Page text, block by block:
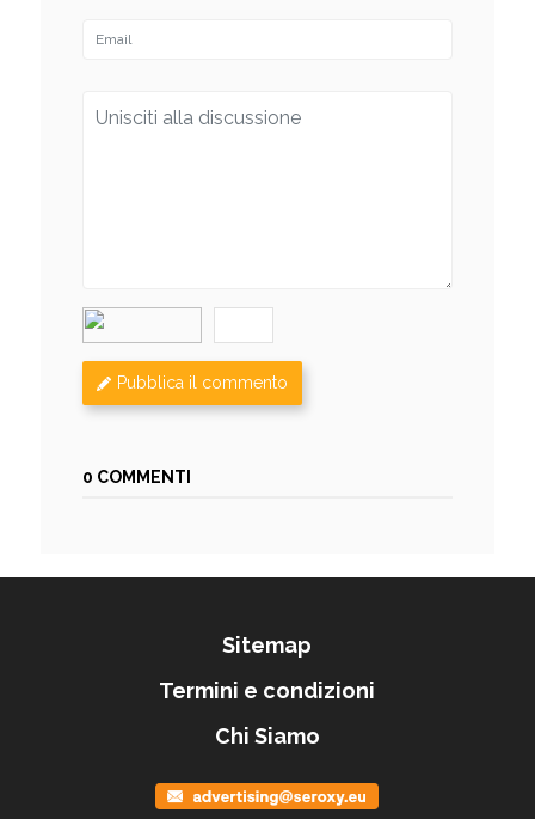
Pubblica il commento
0 COMMENTI
Sitemap
Termini e condizioni
Chi Siamo